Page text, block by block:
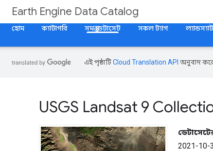
Earth Engine Data Catalog
হোম
ক্যাটাগরি সমস্ত ডেটাসেট সকল ট্যাগ ল্যান্ডস্যাট
এই পৃষ্ঠাটিCloud Translation API অনুবাদ
USGS Landsat 9
2021-10-